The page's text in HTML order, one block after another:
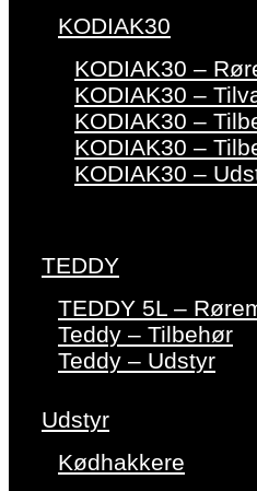
KODIAK30
KODIAK30 –
KODIAK30 –
KODIAK30 –
KODIAK30 –
KODIAK30 –
TEDDY
TEDDY 5L –
Teddy – Tilbehør
Teddy – Udstyr
Udstyr
Kødhakkere